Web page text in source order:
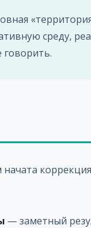
среду,
— заметный